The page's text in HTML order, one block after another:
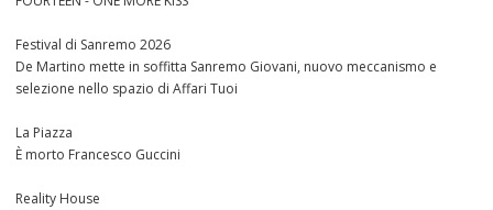
Festival di Sanremo 2026
De Martino mette in soffitta Sanremo Giovani, nuovo meccanismo e
selezione nello spazio di Affari Tuoi
La Piazza
È morto Francesco Guccini
Reality House